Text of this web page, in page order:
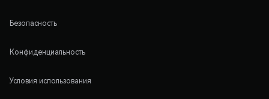
Безопасность
Конфиденциальность
Условия использования